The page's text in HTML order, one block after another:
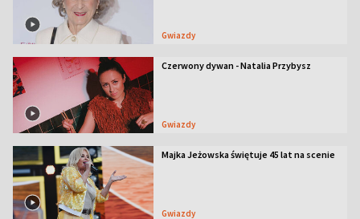
Gwiazdy
Czerwony dywan - Natalia Przybysz
Gwiazdy
Majka Jeżowska świętuje 45 lat na scenie
Gwiazdy